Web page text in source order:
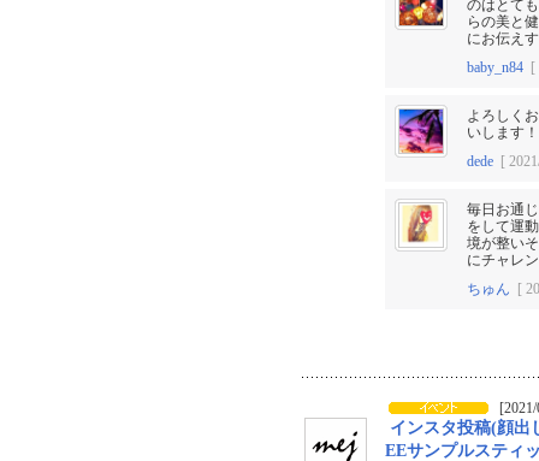
のはとて
らの美と
にお伝え
baby_n84 [
よろしく
いします！
dede [
毎日お通
をして運
境が整い
にチャレ
ちゅん [
インスタ投稿(顔出
EEサンプルスティ